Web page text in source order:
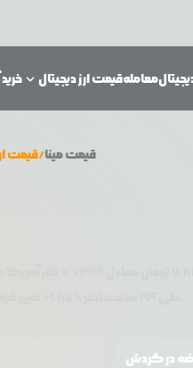
قیمت ارز دیجیتالمعامله
قیمت/ قیمتمینا
در گردش